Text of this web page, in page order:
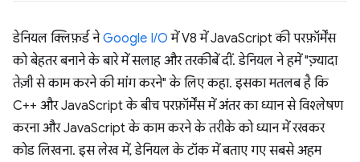
डेनियल क्लिफ़र्ड नेGoogle I/O में V8 में JavaScript की परफ़ॉर्मेंस
को बेहतर बनाने के बारे में सलाह और तरकीबें दीं. डेनियल ने हमें "ज़्यादा
तेज़ी से काम करने की मांग करने" के लिए कहा. इसका मतलब है कि
C++ और JavaScript के बीच परफ़ॉर्मेंस में अंतर का ध्यान से विश्लेषण
करना और JavaScript के काम करने के तरीके को ध्यान में रखकर
कोड लिखना. इस लेख में, डेनियल के टॉक में बताए गए सबसे अहम